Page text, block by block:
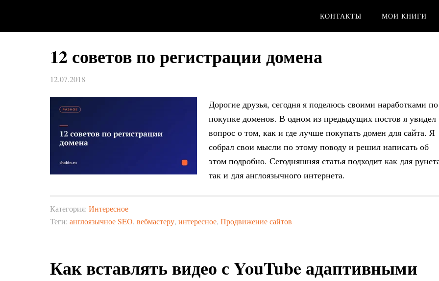
КОНТАКТЫ МОИ КНИГИ
12 советов по регистрации домена
12.07.2018
Дорогие друзья, сегодня я поделюсь своими наработками по
покупке доменов. В одном из предыдущих постов я увидел
вопрос о том, как и где лучше покупать домен для сайта. Я
собрал свои мысли по этому поводу и решил написать об
этом подробно. Сегодняшняя статья подходит как для
так и для англоязычного интернета.
Категория: Интересное
Теги: англоязычное SEO, вебмастеру, интересное, Продвижение сайтов
Как вставлять видео с YouTube адаптивными